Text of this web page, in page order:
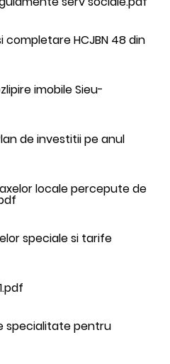
completare HCJBN 48 din
imobile Sieu-
de investitii pe anul
locale percepute de
speciale si tarife
specialitate pentru